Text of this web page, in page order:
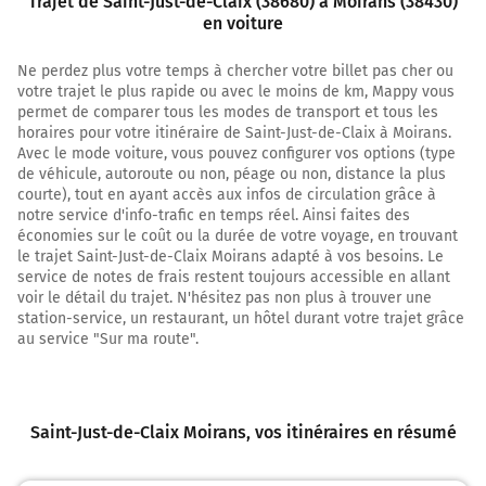
Prendre à gauche et rejoindre A49. Continuer sur 70
A49
Chambéry
Grenoble
Prendre à droite et rejoindre A49 E713. Continuer sur 14
kilomètres
A49
19,9 km
11
33,5 km
en voiture
Ne perdez plus votre temps à chercher votre billet pas cher ou
votre trajet le plus rapide ou avec le moins de km, Mappy vous
permet de comparer tous les modes de transport et tous les
horaires pour votre itinéraire de Saint-Just-de-Claix à Moirans.
Avec le mode voiture, vous pouvez configurer vos options (type
de véhicule, autoroute ou non, péage ou non, distance la plus
courte), tout en ayant accès aux infos de circulation grâce à
notre service d'info-trafic en temps réel. Ainsi faites des
économies sur le coût ou la durée de votre voyage, en trouvant
le trajet Saint-Just-de-Claix Moirans adapté à vos besoins. Le
service de notes de frais restent toujours accessible en allant
voir le détail du trajet. N'hésitez pas non plus à trouver une
station-service, un restaurant, un hôtel durant votre trajet grâce
au service "Sur ma route".
Saint-Just-de-Claix Moirans, vos itinéraires en résumé